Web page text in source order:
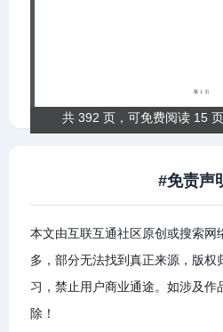
共 392 页，可免费阅读 15
#免责声
本文由互联互通社区原创或搜索网
多，部分无法找到真正来源，版权
习，禁止用户商业通途。如涉及作
除！